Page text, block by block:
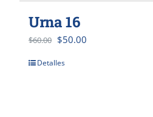
Urna 16
$60.00 $50.00
Detalles